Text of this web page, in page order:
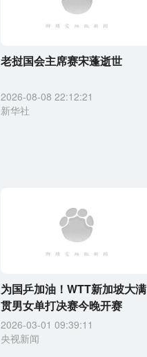
老挝国会主席赛宋蓬逝世
2026-08-08 22:12:21
新华社
为国乒加油！WTT新加坡大满
贯男女单打决赛今晚开赛
2026-03-01 09:39:11
央视新闻